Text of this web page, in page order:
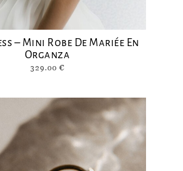
– Mini Robe De Mariée En
Organza
329.00 €